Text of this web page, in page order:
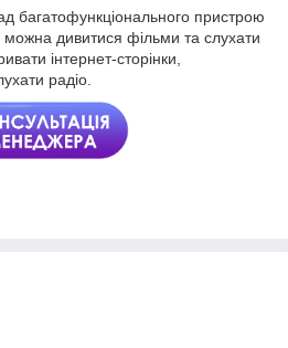
багатофункціонального пристрою
можна дивитися фільми та слухати
інтернет-сторінки,
радіо.